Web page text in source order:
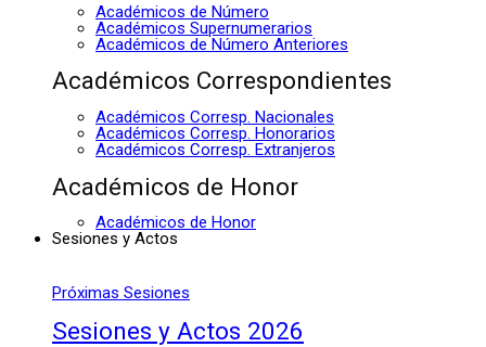
Académicos de Número
Académicos Supernumerarios
Académicos de Número Anteriores
Académicos Correspondientes
Académicos Corresp. Nacionales
Académicos Corresp. Honorarios
Académicos Corresp. Extranjeros
Académicos de Honor
Académicos de Honor
Sesiones y Actos
Próximas Sesiones
Sesiones y Actos 2026